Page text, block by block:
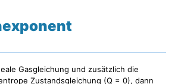
Gasgleichung und zusätzlich die
Zustandsgleichung (Q = 0), dann